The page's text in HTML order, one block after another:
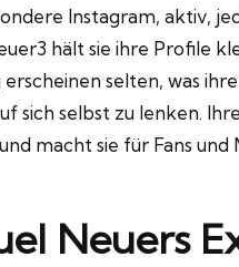
Instagram, aktiv,
hält sie ihre Profile
selten, was
sich selbst zu lenken.
macht sie für Fans und
Neuers